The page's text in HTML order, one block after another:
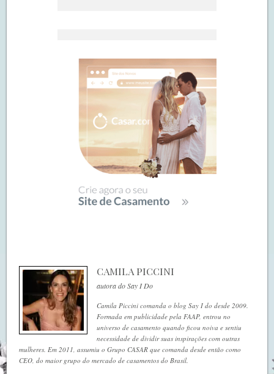
CAMILA PICCINI
autora do Say I Do
Camila Piccini comanda o blog Say I do desde 2009.
Formada em publicidade pela FAAP, entrou no
universo de casamento quando ficou noiva e sentiu
necessidade de dividir suas inspirações com outras
mulheres. Em 2011, assumiu o Grupo CASAR que comanda desde então como
CEO, do maior grupo do mercado de casamentos do Brasil.